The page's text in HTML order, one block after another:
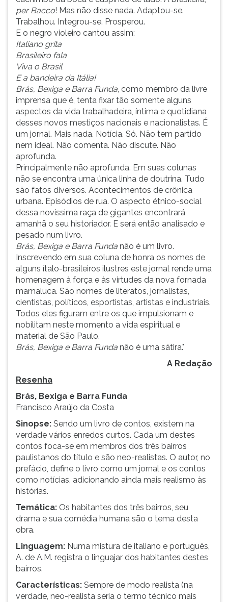
per Bacco! Mas não disse nada. Adaptou-se.
Trabalhou. Integrou-se. Prosperou.
E o negro violeiro cantou assim:
Italiano grita
Brasileiro fala
Viva o Brasil
E a bandeira da Itália!
Brás, Bexiga e Barra Funda, como membro da livre
imprensa que é, tenta fixar tão somente alguns
aspectos da vida trabalhadeira, íntima e quotidiana
desses novos mestiços nacionais e nacionalistas. É
um jornal. Mais nada. Notícia. Só. Não tem partido
nem ideal. Não comenta. Não discute. Não
aprofunda.
Principalmente não aprofunda. Em suas colunas
não se encontra uma única linha de doutrina. Tudo
são fatos diversos. Acontecimentos de crônica
urbana. Episódios de rua. O aspecto étnico-social
dessa novíssima raça de gigantes encontrará
amanhã o seu historiador. E será então analisado e
pesado num livro.
Brás, Bexiga e Barra Funda não é um livro.
Inscrevendo em sua coluna de honra os nomes de
alguns ítalo-brasileiros ilustres este jornal rende uma
homenagem à força e às virtudes da nova fornada
mamaluca. São nomes de literatos, jornalistas,
cientistas, políticos, esportistas, artistas e industriais.
Todos eles figuram entre os que impulsionam e
nobilitam neste momento a vida espiritual e
material de São Paulo.
Brás, Bexiga e Barra Funda não é uma sátira."
A Redação
Resenha
Brás, Bexiga e Barra Funda
Francisco Araújo da Costa
Sinopse: Sendo um livro de contos, existem na
verdade vários enredos curtos. Cada um destes
contos foca-se em membros dos três bairros
paulistanos do título e são neo-realistas. O autor, no
prefácio, define o livro como um jornal e os contos
como notícias, adicionando ainda mais realismo às
histórias.
Temática: Os habitantes dos três bairros, seu
drama e sua comédia humana são o tema desta
obra.
Linguagem: Numa mistura de italiano e português,
A. de A.M. registra o linguajar dos habitantes destes
bairros.
Características: Sempre de modo realista (na
verdade, neo-realista seria o termo técnico mais